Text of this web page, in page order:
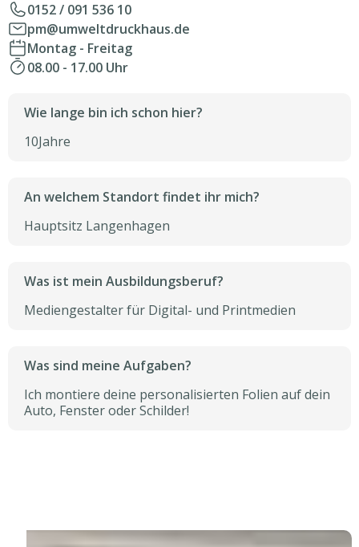
0152 / 091 536 10
pm@umweltdruckhaus.de
Montag - Freitag
08.00 - 17.00 Uhr
Wie lange bin ich schon hier?
10Jahre
An welchem Standort findet ihr mich?
Hauptsitz Langenhagen
Was ist mein Ausbildungsberuf?
Mediengestalter für Digital- und Printmedien
Was sind meine Aufgaben?
Ich montiere deine personalisierten Folien auf dein
Auto, Fenster oder Schilder!